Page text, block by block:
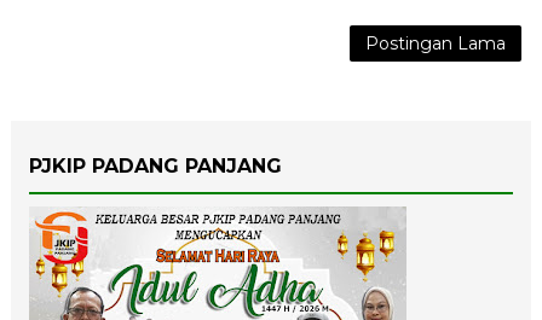
Postingan Lama
PJKIP PADANG PANJANG